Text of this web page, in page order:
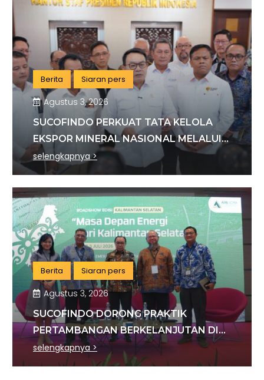
Berita Siaran pers
Agustus 3, 2026
SUCOFINDO PERKUAT TATA KELOLA
EKSPOR MINERAL NASIONAL MELALUI
SINERGI DENGAN KSP DAN DANANTARA
selengkapnya >
Berita Siaran pers
Agustus 3, 2026
SUCOFINDO DORONG PRAKTIK
PERTAMBANGAN BERKELANJUTAN DI
SEKTOR BATU BARA
selengkapnya >